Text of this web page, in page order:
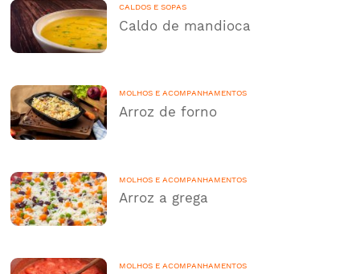
CALDOS E SOPAS
Caldo de mandioca
MOLHOS E ACOMPANHAMENTOS
Arroz de forno
MOLHOS E ACOMPANHAMENTOS
Arroz a grega
MOLHOS E ACOMPANHAMENTOS